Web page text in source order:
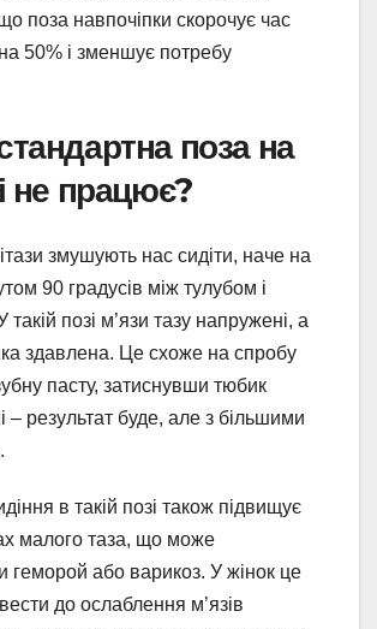
поза навпочіпки скорочує час
50% і зменшує потребу
поза на
не працює?
змушують нас сидіти, наче на
90 градусів між тулубом і
такій позі м’язи тазу напружені, а
здавлена. Це схоже на спробу
пасту, затиснувши тюбик
– результат буде, але з більшими
в такій позі також підвищує
малого таза, що може
геморой або варикоз. У жінок це
до ослаблення м’язів